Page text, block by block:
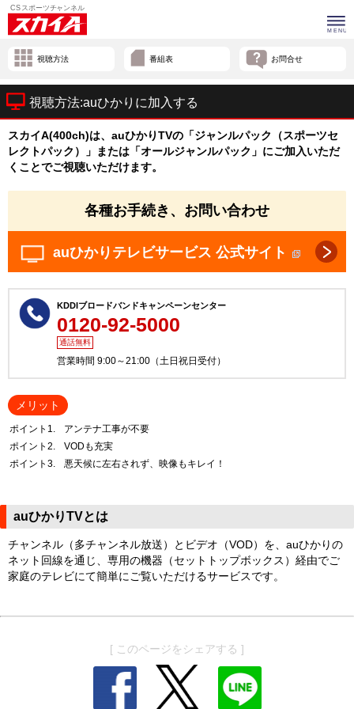
視聴方法 番組表 お問合せ
視聴方法:auひかりに加入する
スカイA(400ch)は、auひかりTVの「ジャンルパック（スポーツセ
レクトパック）」または「オールジャンルパック」にご加入いただ
くことでご視聴いただけます。
各種お手続き、お問い合わせ
auひかりテレビサービス 公式サイト
KDDIブロードバンドキャンペーンセンター
0120-92-5000
通話無料
営業時間 9:00～21:00（土日祝日受付）
メリット
ポイント1.
アンテナ工事が不要
ポイント2.
VODも充実
ポイント3.
悪天候に左右されず、映像もキレイ！
auひかりTVとは
チャンネル（多チャンネル放送）とビデオ（VOD）を、auひかりの
ネット回線を通じ、専用の機器（セットトップボックス）経由でご
家庭のテレビにて簡単にご覧いただけるサービスです。
[ このページをシェアする ]